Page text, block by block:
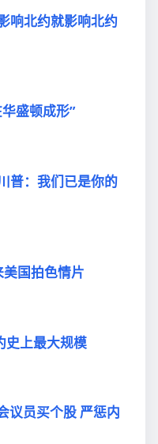
响北约就影响北约
盛顿成形”
普：我们已是你的
国拍色情片
史上最大规模
议员买个股 严惩内